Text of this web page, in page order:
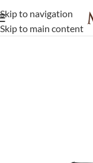
Skip to navigation
Skip to main content